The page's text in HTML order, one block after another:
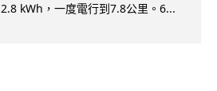
kWh，一度電行到7.8公里。6...